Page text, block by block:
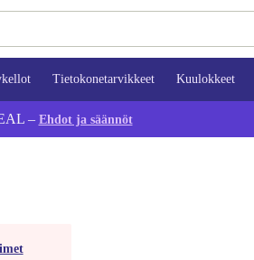
Tietokonetarvikkeet Kuulokkeet
– Ehdot ja säännöt